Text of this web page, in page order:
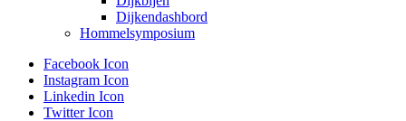
Dijkendashbord
Hommelsymposium
Facebook Icon
Instagram Icon
Linkedin Icon
Twitter Icon